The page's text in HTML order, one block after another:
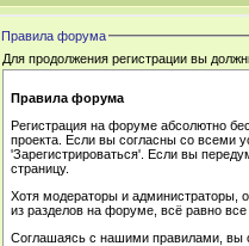
Правила форума
Для продолжения регистрации вы
Правила форума
Регистрация на форуме абсолютно
проекта. Если вы согласны со всеми
'Зарегистрироваться'. Если вы
страницу.
Хотя модераторы и
из разделов на форуме, всё равно
Соглашаясь с нашими правилами, вы